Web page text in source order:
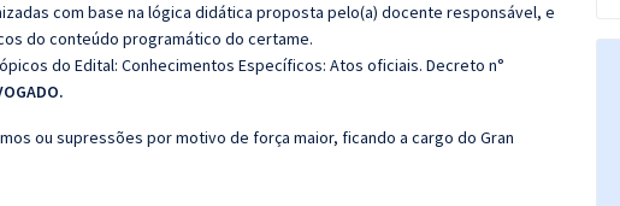
com base na lógica didática proposta pelo(a) docente responsável, e
do conteúdo programático do certame.
do Edital: Conhecimentos Específicos: Atos oficiais. Decreto n°
ou supressões por motivo de força maior, ficando a cargo do Gran